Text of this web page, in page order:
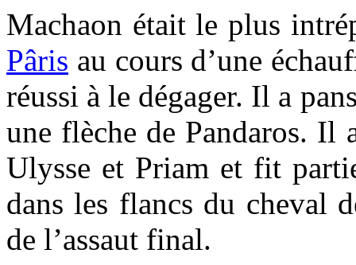
Machaon était le plus
Pâris au cours d’une
réussi à le dégager. Il a
une flèche de Pandaros. Il
Ulysse et Priam et fit
dans les flancs du cheval
de l’assaut final.